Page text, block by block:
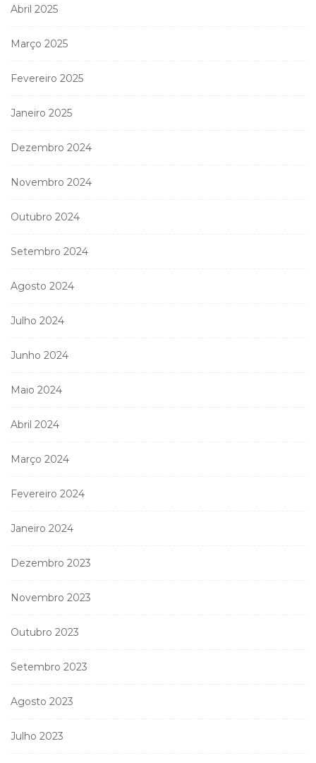
Abril 2025
Março 2025
Fevereiro 2025
Janeiro 2025
Dezembro 2024
Novembro 2024
Outubro 2024
Setembro 2024
Agosto 2024
Julho 2024
Junho 2024
Maio 2024
Abril 2024
Março 2024
Fevereiro 2024
Janeiro 2024
Dezembro 2023
Novembro 2023
Outubro 2023
Setembro 2023
Agosto 2023
Julho 2023